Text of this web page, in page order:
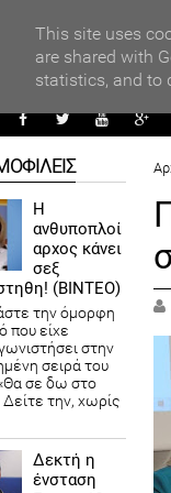
Η
ανθυποπλοί
αρχος κάνει
σεξ
(ΒΙΝΤΕΟ)
την όμορφη
που είχε
στην
σειρά του
σε δω στο
Δείτε την, χωρίς
Δεκτή η
ένσταση
This site uses
are shared with
statistics, and to